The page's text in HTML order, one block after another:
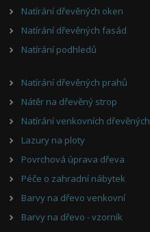
Natírání dřevěných oken
Natírání dřevěných fasád
Natírání podhledů
Natírání dřevěných prahů
Nátěr na dřevěný strop
Natírání venkovních
Lazury na ploty
Povrchová úprava dřeva
Péče o zahradní nábytek
Barvy na dřevo venkovní
Barvy na dřevo - vzorník